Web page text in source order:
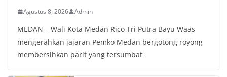
Agustus 8, 2026 Admin
MEDAN – Wali Kota Medan Rico Tri Putra Bayu Waas
mengerahkan jajaran Pemko Medan bergotong royong
membersihkan parit yang tersumbat